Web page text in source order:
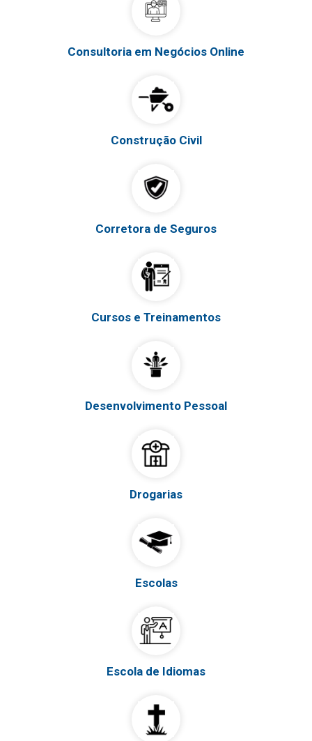
Consultoria em Negócios Online
Construção Civil
Corretora de Seguros
Cursos e Treinamentos
Desenvolvimento Pessoal
Drogarias
Escolas
Escola de Idiomas